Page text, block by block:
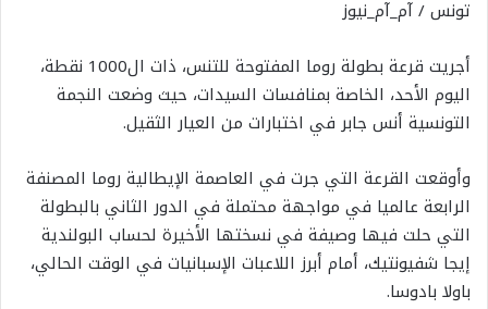
تونس / آم_آم_نيوز
أجريت قرعة بطولة روما المفتوحة للتنس، ذات ال1000 نقطة،
اليوم الأحد، الخاصة بمنافسات السيدات، حيث وضعت النجمة
التونسية أنس جابر في اختبارات من العيار الثقيل.
وأوقعت القرعة التي جرت في العاصمة الإيطالية روما المصنفة
الرابعة عالميا في مواجهة محتملة في الدور الثاني بالبطولة
التي حلت فيها وصيفة في نسختها الأخيرة لحساب البولندية
إيجا شفيونتيك، أمام أبرز اللاعبات الإسبانيات في الوقت الحالي،
باولا بادوسا.